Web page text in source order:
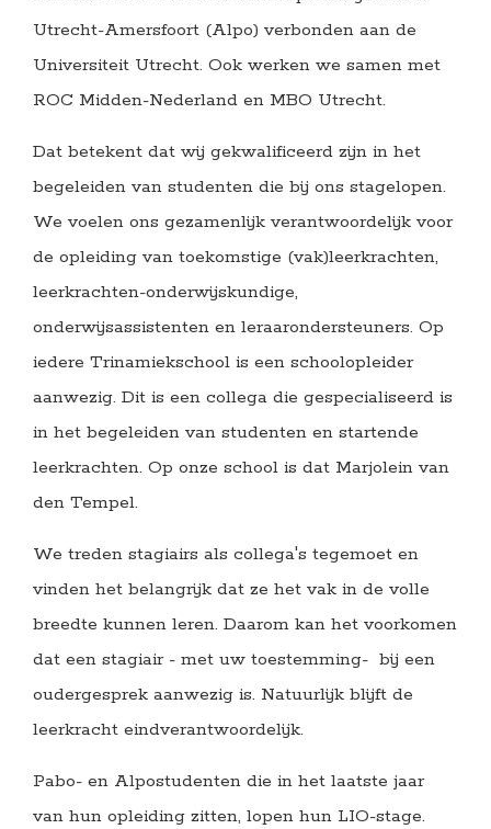
Utrecht-Amersfoort (Alpo) verbonden aan de
Universiteit Utrecht. Ook werken we samen met
ROC Midden-Nederland en MBO Utrecht.
Dat betekent dat wij gekwalificeerd zijn in het
begeleiden van studenten die bij ons stagelopen.
We voelen ons gezamenlijk verantwoordelijk voor
de opleiding van toekomstige (vak)leerkrachten,
leerkrachten-onderwijskundige,
onderwijsassistenten en leraarondersteuners. Op
iedere Trinamiekschool is een schoolopleider
aanwezig. Dit is een collega die gespecialiseerd is
in het begeleiden van studenten en startende
leerkrachten. Op onze school is dat Marjolein van
den Tempel.
We treden stagiairs als collega's tegemoet en
vinden het belangrijk dat ze het vak in de volle
breedte kunnen leren. Daarom kan het voorkomen
dat een stagiair - met uw toestemming- bij een
oudergesprek aanwezig is. Natuurlijk blijft de
leerkracht eindverantwoordelijk.
Pabo- en Alpostudenten die in het laatste jaar
van hun opleiding zitten, lopen hun LIO-stage.